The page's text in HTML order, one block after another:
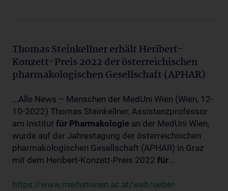
Thomas Steinkellner erhält Heribert-
Konzett-Preis 2022 der österreichischen
pharmakologischen Gesellschaft (APHAR)
...Alle News – Menschen der MedUni Wien (Wien, 12-
10-2022) Thomas Steinkellner, Assistenzprofessor
am Institut für Pharmakologie an der MedUni Wien,
wurde auf der Jahrestagung der österreichischen
pharmakologischen Gesellschaft (APHAR) in Graz
mit dem Heribert-Konzett-Preis 2022 für...
https://www.meduniwien.ac.at/web/ueber-